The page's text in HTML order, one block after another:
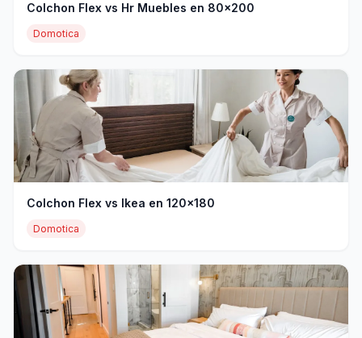
Colchon Flex vs Hr Muebles en 80x200
Domotica
Colchon Flex vs Ikea en 120x180
Domotica